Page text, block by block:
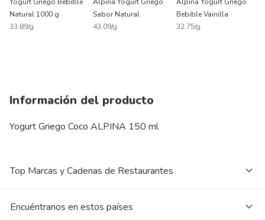
Natural 1000 g
33.89/g
Sabor Natural
43.09/g
Bebible Vainilla
32.75/g
Información del producto
Yogurt Griego Coco ALPINA 150 ml
Top Marcas y Cadenas de Restaurantes
Encuéntranos en estos países